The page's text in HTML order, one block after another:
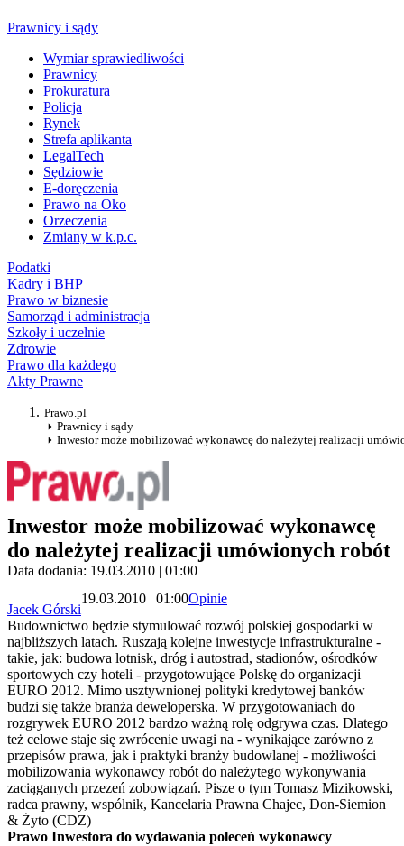
Prawnicy i sądy
Wymiar sprawiedliwości
Prawnicy
Prokuratura
Policja
Rynek
Strefa aplikanta
LegalTech
Sędziowie
E-doręczenia
Prawo na Oko
Orzeczenia
Zmiany w k.p.c.
Podatki
Kadry i BHP
Prawo w biznesie
Samorząd i administracja
Szkoły i uczelnie
Zdrowie
Prawo dla każdego
Akty Prawne
Prawo.pl
Prawnicy i sądy
Inwestor może mobilizować wykonawcę do należytej realizacji
Inwestor może mobilizować wykonawcę
do należytej realizacji umówionych robót
Data dodania: 19.03.2010 | 01:00
Jacek Górski
19.03.2010 | 01:00Opinie
Budownictwo będzie stymulować rozwój polskiej gospodarki w
najbliższych latach. Ruszają kolejne inwestycje infrastrukturalne -
takie, jak: budowa lotnisk, dróg i autostrad, stadionów, ośrodków
sportowych czy hoteli - przygotowujące Polskę do organizacji
EURO 2012. Mimo usztywnionej polityki kredytowej banków
budzi się także branża deweloperska. W przygotowaniach do
rozgrywek EURO 2012 bardzo ważną rolę odgrywa czas. Dlatego
też celowe staje się zwrócenie uwagi na - wynikające zarówno z
przepisów prawa, jak i praktyki branży budowlanej - możliwości
mobilizowania wykonawcy robót do należytego wykonywania
zaciąganych przezeń zobowiązań. Pisze o tym Tomasz Mizikowski,
radca prawny, wspólnik, Kancelaria Prawna Chajec, Don-Siemion
& Żyto (CDZ)
Prawo Inwestora do wydawania poleceń wykonawcy